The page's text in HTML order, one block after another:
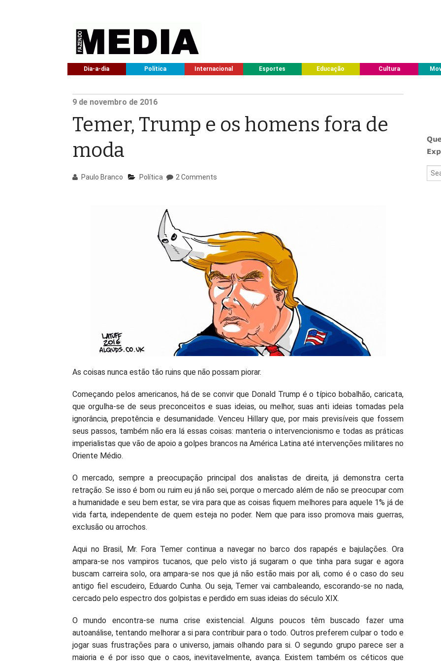
Dia-a-dia Política Internacional Esportes Educação Cultura
9 de novembro de 2016
Temer, Trump e os homens fora de
moda
Paulo Branco Política 2 Comments
As coisas nunca estão tão ruins que não possam piorar.
Começando pelos americanos, há de se convir que Donald Trump é o típico bobalhão, caricata,
que orgulha-se de seus preconceitos e suas ideias, ou melhor, suas anti ideias tomadas pela
ignorância, prepotência e desumanidade. Venceu Hillary que, por mais previsíveis que fossem
seus passos, também não era lá essas coisas: manteria o intervencionismo e todas as práticas
imperialistas que vão de apoio a golpes brancos na América Latina até intervenções militares no
Oriente Médio.
O mercado, sempre a preocupação principal dos analistas de direita, já demonstra certa
retração. Se isso é bom ou ruim eu já não sei, porque o mercado além de não se preocupar com
a humanidade e seu bem estar, se vira para que as coisas fiquem melhores para aquele 1% já de
vida farta, independente de quem esteja no poder. Nem que para isso promova mais guerras,
exclusão ou arrochos.
Aqui no Brasil, Mr. Fora Temer continua a navegar no barco dos rapapés e bajulações. Ora
ampara-se nos vampiros tucanos, que pelo visto já sugaram o que tinha para sugar e agora
buscam carreira solo, ora ampara-se nos que já não estão mais por ali, como é o caso do seu
antigo fiel escudeiro, Eduardo Cunha. Ou seja, Temer vai cambaleando, escorando-se no nada,
cercado pelo espectro dos golpistas e perdido em suas ideias do século XIX.
O mundo encontra-se numa crise existencial. Alguns poucos têm buscado fazer uma
autoanálise, tentando melhorar a si para contribuir para o todo. Outros preferem culpar o todo e
jogar suas frustrações para o universo, jamais olhando para si. O segundo grupo parece ser a
maioria e é por isso que o caos, inevitavelmente, avança. Existem também os céticos que